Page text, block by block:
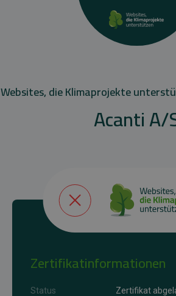
Websites, die Klimaprojekte
Acanti A/
Zertifikatinformationen
Status
Zertifikat